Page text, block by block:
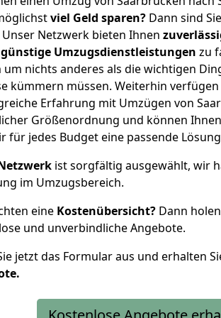
viel Geld sparen? Dann sind
Netzwerk bieten Ihnen
Umzugsdienstleistungen zu
um nichts anderes als die wichtigen
kümmern müssen. Weiterhin
Erfahrung mit Umzügen von
Größenordnung und können
für jedes Budget eine passende
ist sorgfältig ausgewählt, wir
im Umzugsbereich.
eine Kostenübersicht? Dann
und unverbindliche Angebote.
jetzt das Formular aus und erhalten